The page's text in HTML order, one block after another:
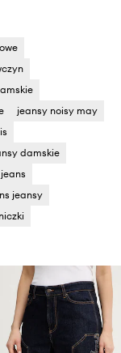
jeansy noisy may
damskie
jeansy